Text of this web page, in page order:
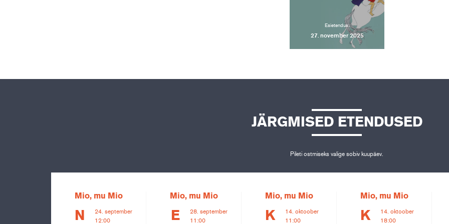
Esietendus:
27. november 2025
JÄRGMISED ETENDUSED
Pileti ostmiseks valige sobiv kuupäev.
Mio, mu Mio
N
24. september
12:00
Mio, mu Mio
E
28. september
11:00
Mio, mu Mio
K
14. oktoober
11:00
Mio, mu Mio
K
14. oktoober
18:00